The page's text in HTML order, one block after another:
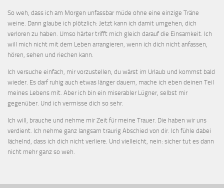
So weh, dass ich am Morgen unfassbar müde ohne eine einzige Träne
weine. Dann glaube ich plötzlich: Jetzt kann ich damit umgehen, dich
verloren zu haben. Umso härter trifft mich gleich darauf die Einsamkeit. Ich
will mich nicht mit dem Leben arrangieren, wenn ich dich nicht anfassen,
hören, sehen und riechen kann.
Ich versuche einfach, mir vorzustellen, du wärst im Urlaub und kommst bald
wieder. Es darf ruhig auch etwas länger dauern, mache ich eben deinen Teil
meines Lebens mit. Aber ich bin ein miserabler Lügner, selbst mir
gegenüber. Und ich vermisse dich so sehr.
Ich will, brauche und nehme mir Zeit für meine Trauer. Die haben wir uns
verdient. Ich nehme ganz langsam traurig Abschied von dir. Ich fühle dabei
lächelnd, dass ich dich nicht verliere. Und vielleicht, nein: sicher tut es dann
nicht mehr ganz so weh.